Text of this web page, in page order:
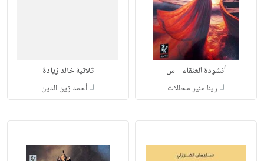
أنشودة العنقاء - س
لـ رينا منير محللات
ثلاثية خالد زيادة
لـأحمد زين الدين